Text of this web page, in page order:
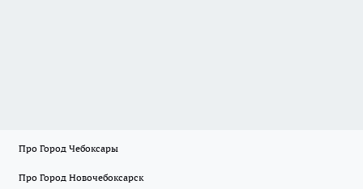
Про Город Чебоксары
Про Город Новочебоксарск